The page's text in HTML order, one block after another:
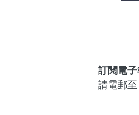
訂閱電
請電郵至